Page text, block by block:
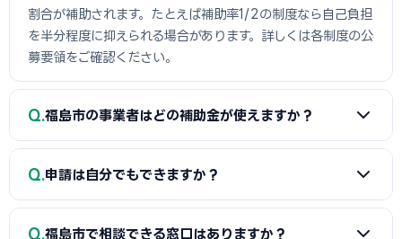
割合が補助されます。たとえば補助率1/2の制度なら自己負担
を半分程度に抑えられる場合があります。詳しくは各制度の公
募要領をご確認ください。
Q 福島市の事業者はどの補助金が使えますか？
A
省エネ補助金のほか、自治体の省エネ設備補助金・中小
度が利用できる場合があります。まず何に使いたいかを整理
し、対象になる制度を洗い出しましょう。
Q 申請は自分でもできますか？
A
可能ですが、事業計画書の作成や電子申請には手間と専門
Q 福島市で相談できる窓口はありますか？